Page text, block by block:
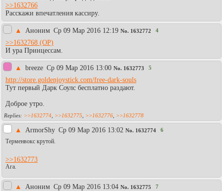
>>1632766
Расскажи впечатления кассиру.
▲ Аноним Ср 09 Мар 2016 12:19 No. 1632772 4
>>1632768
И ура Принцессам.
▲ breeze Ср 09 Мар 2016 13:00 No. 1632773 5
http://store.goldenjoystick.com/free-dark-souls
Тут первый Дарк Соулс бесплатно раздают.
Доброе утро.
>>1632774 >>1632775 >>1632776 >>1632778
▲ АrmоrShy Ср 09 Мар 2016 13:02 No. 1632774 6
Терменвокс крутой.
>>1632773
Ага.
▲ Аноним Ср 09 Мар 2016 13:04 No. 1632775 7